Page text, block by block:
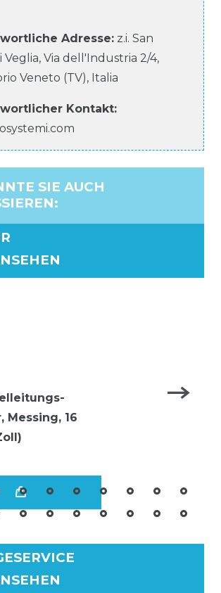
Adresse: z.i. San
Veglia, Via dell'Industria 2/4,
Veneto (TV), Italia
Kontakt:
SIE AUCH
:
Messing, 16